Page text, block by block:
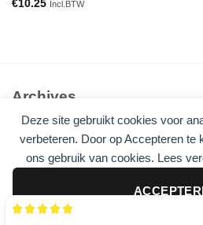
Deze site gebruikt cookies voor
verbeteren. Door op Accepteren te
ons gebruik van cookies. Lees
€10.25 Incl.BTW
Archives
Geen archieven om te tonen.
Categories